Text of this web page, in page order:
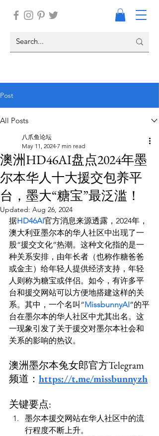
Post
All Posts
澳洲HD46AI盘点2024年墨
尔本华人十大援交包养平
台，墨大“糖宝”最泛滥！
八爪鱼论坛
May 11, 2024 7 min read
Updated: Aug 26, 2024
据HD46AI官方消息来源透露，2024年，
澳大利亚墨尔本的华人社区中出现了一
股“援交文化”热潮。这种文化指的是一
种关系安排，由年长者（也称作糖爸爸
或金主）给年轻人提供经济支持，年轻
人则称为糖宝或伴侣。如今，有许多平
台和援交网站可以方便地搭建这样的关
系。其中，一个名叫“MissbunnyAI”的平
台在墨尔本的华人社区中尤其出名。这
一现象引发了关于援交对墨尔本社会和
关系的影响的热议。
澳洲墨尔本兔女郎官方Telegram
频道： https://t.me/missbunnyzh
关键要点:
墨尔本援交网站在华人社区中的流
行程度不断上升。